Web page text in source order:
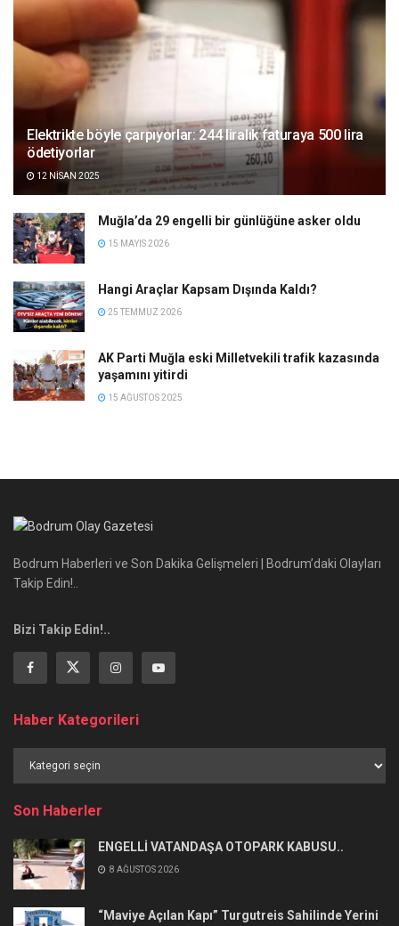
Elektrikte böyle çarpıyorlar: 244 liralık faturaya 500 lira
ödetiyorlar
12 NISAN 2025
Muğla’da 29 engelli bir günlüğüne asker oldu
15 MAYIS 2026
Hangi Araçlar Kapsam Dışında Kaldı?
25 TEMMUZ 2026
AK Parti Muğla eski Milletvekili trafik kazasında
yaşamını yitirdi
15 AĞUSTOS 2025
Bodrum Haberleri ve Son Dakika Gelişmeleri | Bodrum’daki Olayları
Takip Edin!..
Bizi Takip Edin!..
Haber Kategorileri
Kategorileri
Son Haberler
ENGELLİ VATANDAŞA OTOPARK KABUSU..
8 AĞUSTOS 2026
“Maviye Açılan Kapı” Turgutreis Sahilinde Yerini